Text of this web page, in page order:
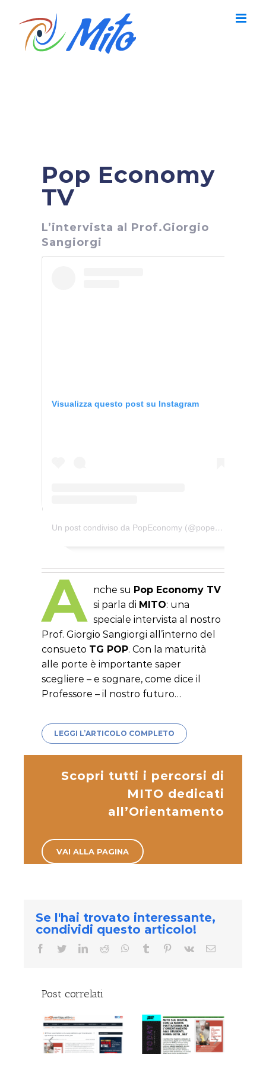
contenuto
Pop Economy
TV
L’intervista al Prof.Giorgio
Sangiorgi
Visualizza questo post su Instagram
Un post condiviso da PopEconomy (@popeconomy)
A nche su Pop Economy TV
si parla di MITO: una
speciale intervista al nostro
Prof. Giorgio Sangiorgi all’interno del
consueto TG POP. Con la maturità
alle porte è importante saper
scegliere – e sognare, come dice il
Professore – il nostro futuro…
LEGGI L’ARTICOLO COMPLETO
Scopri tutti i percorsi di
MITO dedicati
all’Orientamento
VAI ALLA PAGINA
Se l'hai trovato interessante,
condividi questo articolo!
facebooktwitterlinkedinreddit whatsapp
tumblr pinterest
vk Email
Post correlati